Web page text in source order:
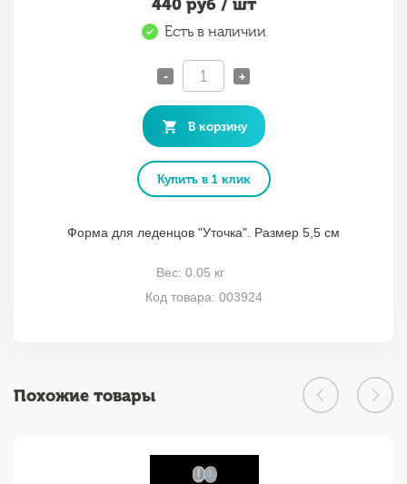
440руб / шт
Есть в наличии
- +
В корзину
Купить в 1 клик
Форма для леденцов "Уточка". Размер 5,5 см
Вес: 0.05 кг
Код товара: 003924
Похожие товары